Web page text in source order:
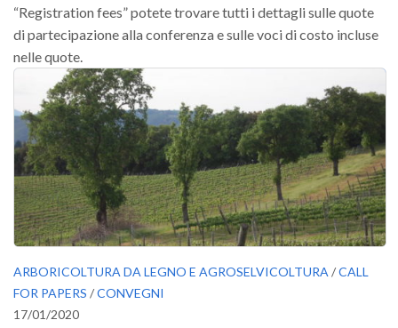
“Registration fees” potete trovare tutti i dettagli sulle quote
di partecipazione alla conferenza e sulle voci di costo incluse
nelle quote.
ARBORICOLTURA DA LEGNO E AGROSELVICOLTURA /CALL
FOR PAPERS /CONVEGNI
17/01/2020